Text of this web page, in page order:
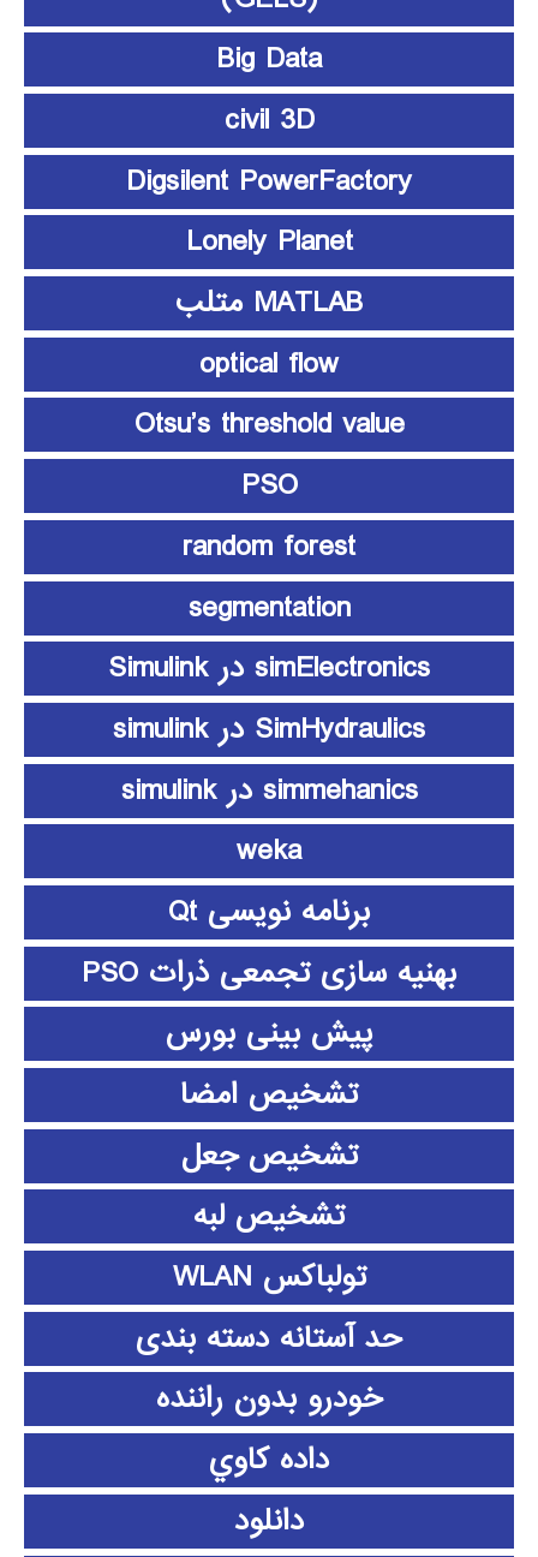
Big Data
civil 3D
Digsilent PowerFactory
Lonely Planet
MATLAB متلب
optical flow
Otsu’s threshold value
PSO
random forest
segmentation
simElectronics در Simulink
SimHydraulics در simulink
simmehanics در simulink
weka
برنامه نویسی Qt
بهنیه سازی تجمعی ذرات PSO
پیش بینی بورس
تشخیص امضا
تشخیص جعل
تشخیص لبه
تولباکس WLAN
حد آستانه دسته بندی
خودرو بدون راننده
داده كاوي
دانلود